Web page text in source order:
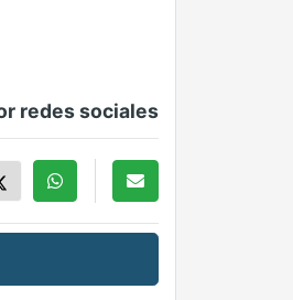
redes sociales